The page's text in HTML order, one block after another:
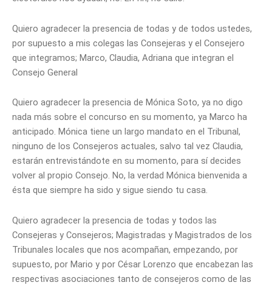
Quiero agradecer la presencia de todas y de todos ustedes,
por supuesto a mis colegas las Consejeras y el Consejero
que integramos; Marco, Claudia, Adriana que integran el
Consejo General
Quiero agradecer la presencia de Mónica Soto, ya no digo
nada más sobre el concurso en su momento, ya Marco ha
anticipado. Mónica tiene un largo mandato en el Tribunal,
ninguno de los Consejeros actuales, salvo tal vez Claudia,
estarán entrevistándote en su momento, para sí decides
volver al propio Consejo. No, la verdad Mónica bienvenida a
ésta que siempre ha sido y sigue siendo tu casa.
Quiero agradecer la presencia de todas y todos las
Consejeras y Consejeros; Magistradas y Magistrados de los
Tribunales locales que nos acompañan, empezando, por
supuesto, por Mario y por César Lorenzo que encabezan las
respectivas asociaciones tanto de consejeros como de las